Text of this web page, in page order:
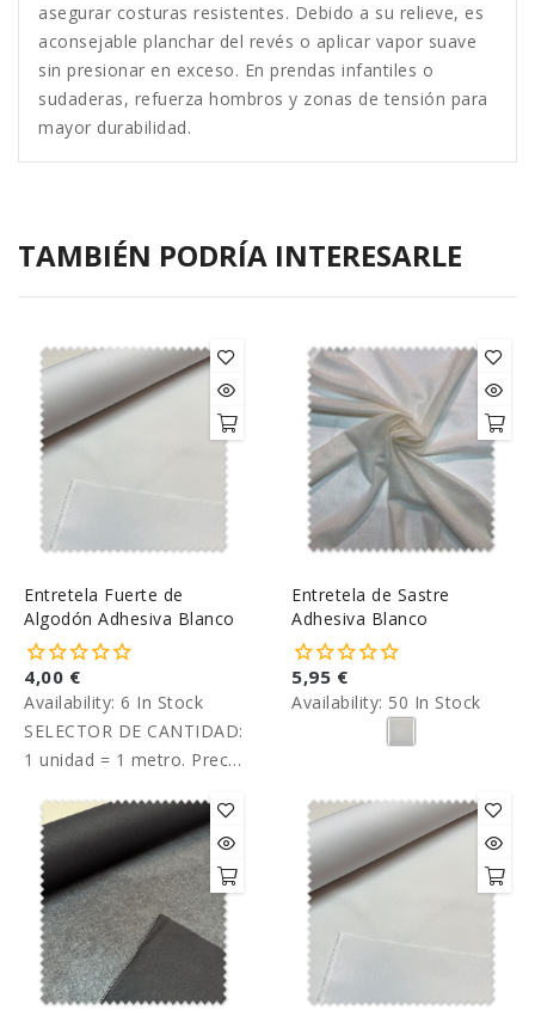
asegurar costuras resistentes. Debido a su relieve, es
aconsejable planchar del revés o aplicar vapor suave
sin presionar en exceso. En prendas infantiles o
sudaderas, refuerza hombros y zonas de tensión para
mayor durabilidad.
TAMBIÉN PODRÍA INTERESARLE
Entretela Fuerte de
Algodón Adhesiva Blanco
4,00 €
Availability: 6 In Stock
SELECTOR DE CANTIDAD:
1 unidad = 1 metro. Precio
Entretela de Sastre
Adhesiva Blanco
5,95 €
Availability: 50 In Stock